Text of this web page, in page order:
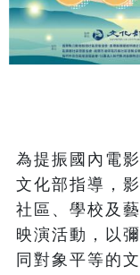
為提振國內電
文化部指導，
社區、學校及
映演活動，以
同對象平等的